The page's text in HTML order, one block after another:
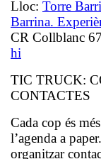
Lloc: Torre
Barrina.
CR Collblanc
hi
TIC TRUCK:
CONTACTES
Cada cop és
l’agenda a
organitzar